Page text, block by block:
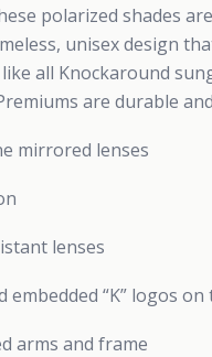
polarized shades
unisex design
all Knockaround
are durable
mirrored lenses
lenses
“K” logos on
arms and frame